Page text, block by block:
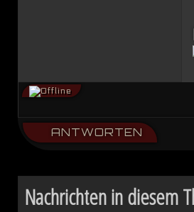
ANTWORTEN
Nachrichten in diesem